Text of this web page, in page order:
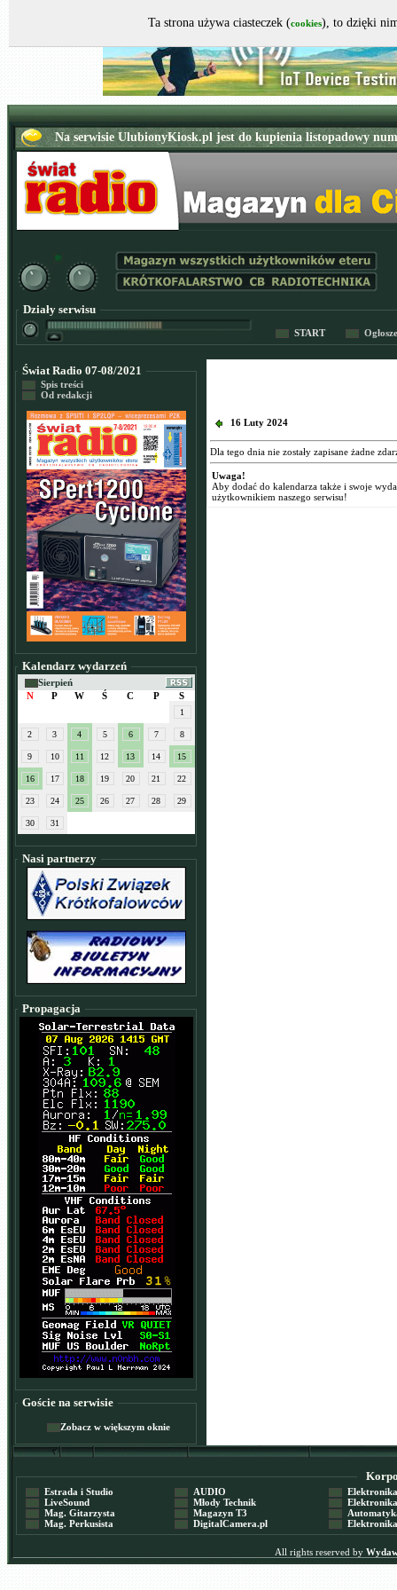
Działy serwisu
START
Świat Radio 07-08/2021
Spis treści
Od redakcji
Kalendarz wydarzeń
Sierpień
N
P W Ś C P S
1
2 3 4 5 6 7 8
9 10 11 12 13 14 15
16 17 18 19 20 21 22
23 24 25 26 27 28 29
30 31
Nasi partnerzy
Propagacja
Goście na serwisie
Zobacz w większym oknie
16 Luty 2024
Dla tego dnia nie zostały zapisane żadne
Uwaga!
Aby dodać do kalendarza także i swoje
użytkownikiem naszego serwisu!
Estrada i Studio
LiveSound
Mag. Gitarzysta
Mag. Perkusista
AUDIO
Młody Technik
Magazyn T3
DigitalCamera.pl
Elektronika
Elektronika
Automatyka
Elektronika
All rights reserved by
Ta strona używa ciasteczek (cookies), to dzięki